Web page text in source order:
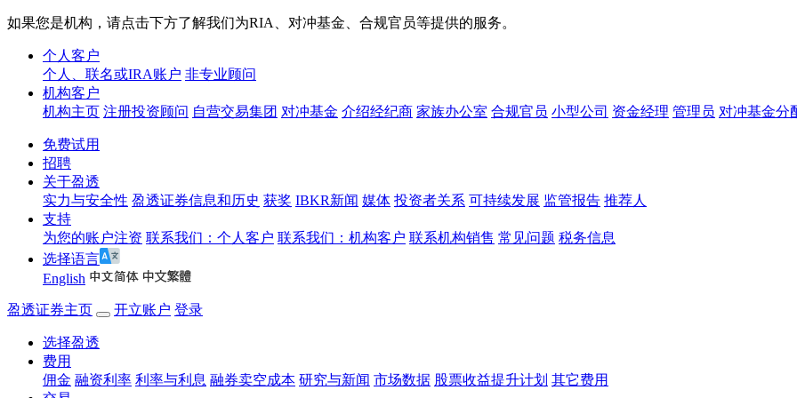
如果您是机构，请点击下方了解我们为RIA、对冲基金、合规官员等提供的服务。
个人客户
个人、联名或IRA账户 非专业顾问
机构客户
机构主页 注册投资顾问 自营交易集团 对冲基金 介绍经纪商 家族办公室 合规官员 小型公司 资金经理 管理员 对冲基金分
免费试用
招聘
关于盈透
实力与安全性 盈透证券信息和历史 获奖 IBKR新闻 媒体 投资者关系 可持续发展 监管报告 推荐人
支持
为您的账户注资 联系我们：个人客户 联系我们：机构客户 联系机构销售 常见问题 税务信息
选择语言
English
盈透证券主页 开立账户 登录
选择盈透
费用
佣金 融资利率 利率与利息 融券卖空成本 研究与新闻 市场数据 股票收益提升计划 其它费用